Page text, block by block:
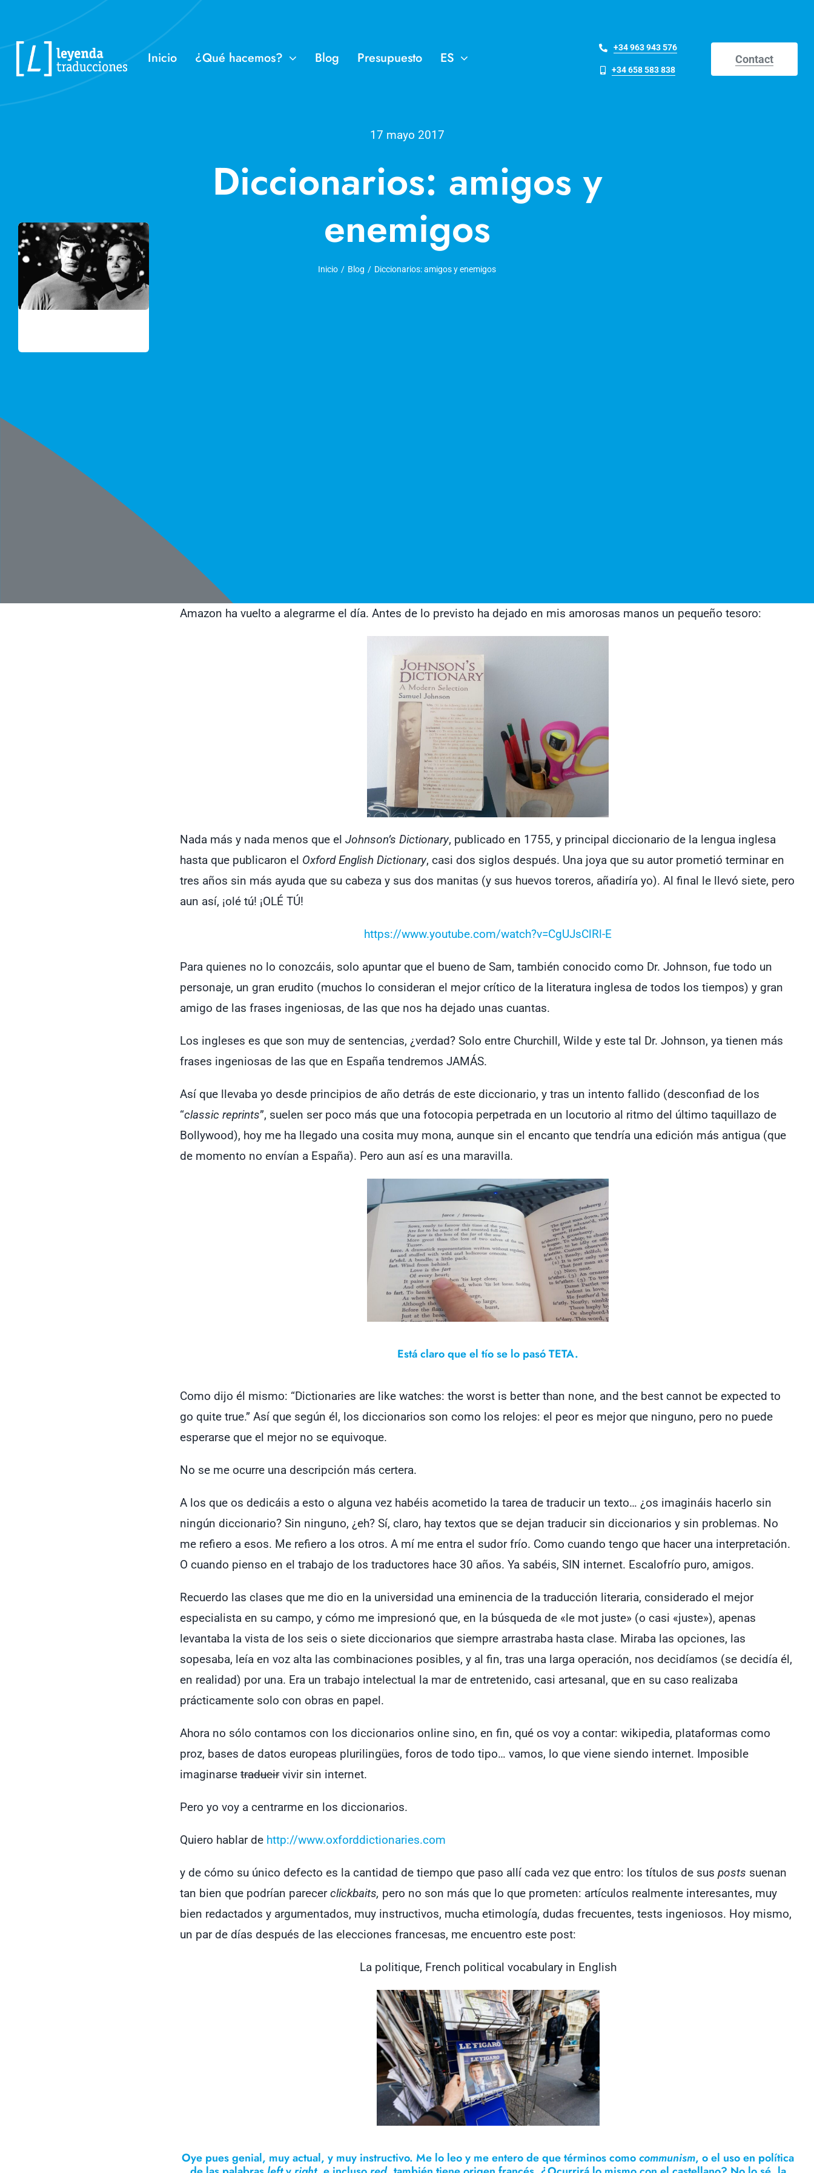
content
Inicio ¿Qué hacemos? Blog Presupuesto ES
+34 963 943 576
+34 658 583 838
Contact
17 mayo 2017
Diccionarios: amigos y
enemigos
Inicio Blog Diccionarios: amigos y enemigos
Amazon ha vuelto a alegrarme el día. Antes de lo previsto ha dejado en mis amorosas manos un pequeño tesoro:
Nada más y nada menos que elJohnson’s Dictionary, publicado en 1755, y principal diccionario de la lengua inglesa
hasta que publicaron el Oxford English Dictionary, casi dos siglos después. Una joya que su autor prometió terminar en
tres años sin más ayuda que su cabeza y sus dos manitas (y sus huevos toreros, añadiría yo). Al final le llevó siete, pero
aun así, ¡olé tú! ¡OLÉ TÚ!
https://www.youtube.com/watch?v=CgUJsClRl-E
Para quienes no lo conozcáis, solo apuntar que el bueno de Sam, también conocido como Dr. Johnson, fue todo un
personaje, un gran erudito (muchos lo consideran el mejor crítico de la literatura inglesa de todos los tiempos) y gran
amigo de las frases ingeniosas, de las que nos ha dejado unas cuantas.
Los ingleses es que son muy de sentencias, ¿verdad? Solo entre Churchill, Wilde y este tal Dr. Johnson, ya tienen más
frases ingeniosas de las que en España tendremos JAMÁS.
Así que llevaba yo desde principios de año detrás de este diccionario, y tras un intento fallido (desconfiad de los
“classic reprints”, suelen ser poco más que una fotocopia perpetrada en un locutorio al ritmo del último taquillazo de
Bollywood), hoy me ha llegado una cosita muy mona, aunque sin el encanto que tendría una edición más antigua (que
de momento no envían a España). Pero aun así es una maravilla.
Está claro que el tío se lo pasó TETA.
Como dijo él mismo: “Dictionaries are like watches: the worst is better than none, and the best cannot be expected to
go quite true.” Así que según él, los diccionarios son como los relojes: el peor es mejor que ninguno, pero no puede
esperarse que el mejor no se equivoque.
No se me ocurre una descripción más certera.
A los que os dedicáis a esto o alguna vez habéis acometido la tarea de traducir un texto… ¿os imagináis hacerlo sin
ningún diccionario? Sin ninguno, ¿eh? Sí, claro, hay textos que se dejan traducir sin diccionarios y sin problemas. No
me refiero a esos. Me refiero a los otros. A mí me entra el sudor frío. Como cuando tengo que hacer una interpretación.
O cuando pienso en el trabajo de los traductores hace 30 años. Ya sabéis, SIN internet. Escalofrío puro, amigos.
Recuerdo las clases que me dio en la universidad una eminencia de la traducción literaria, considerado el mejor
especialista en su campo, y cómo me impresionó que, en la búsqueda de «le mot juste» (o casi «juste»), apenas
levantaba la vista de los seis o siete diccionarios que siempre arrastraba hasta clase. Miraba las opciones, las
sopesaba, leía en voz alta las combinaciones posibles, y al fin, tras una larga operación, nos decidíamos (se decidía él,
en realidad) por una. Era un trabajo intelectual la mar de entretenido, casi artesanal, que en su caso realizaba
prácticamente solo con obras en papel.
Ahora no sólo contamos con los diccionarios online sino, en fin, qué os voy a contar: wikipedia, plataformas como
proz, bases de datos europeas plurilingües, foros de todo tipo… vamos, lo que viene siendo internet. Imposible
imaginarsetraducirvivir sin internet.
Pero yo voy a centrarme en los diccionarios.
Quiero hablar de http://www.oxforddictionaries.com
y de cómo su único defecto es la cantidad de tiempo que paso allí cada vez que entro: los títulos de susposts suenan
tan bien que podrían parecerclickbaits, pero no son más que lo que prometen: artículos realmente interesantes, muy
bien redactados y argumentados, muy instructivos, mucha etimología, dudas frecuentes, tests ingeniosos. Hoy mismo,
un par de días después de las elecciones francesas, me encuentro este post:
La politique, French political vocabulary in English
Oye pues genial, muy actual, y muy instructivo. Me lo leo y me entero de que términos comocommunism, o el uso en política